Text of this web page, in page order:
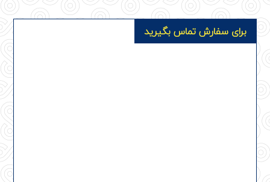
برای سفارش تماس بگیرید